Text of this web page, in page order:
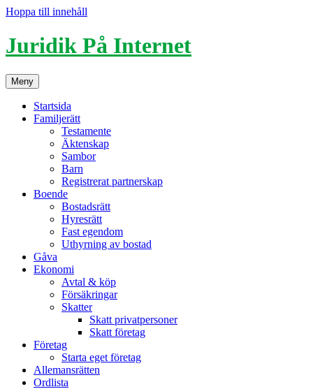
Hoppa till innehåll
Juridik På Internet
Meny
Startsida
Familjerätt
Testamente
Äktenskap
Sambor
Barn
Registrerat partnerskap
Boende
Bostadsrätt
Hyresrätt
Fast egendom
Uthyrning av bostad
Gåva
Ekonomi
Avtal & köp
Försäkringar
Skatter
Skatt privatpersoner
Skatt företag
Företag
Starta eget företag
Allemansrätten
Ordlista